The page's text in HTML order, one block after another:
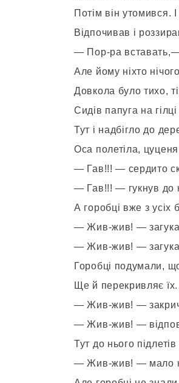
Потім він утомився.
Відпочивав і
— Пор-ра
Але йому ніхто
Довкола було тихо,
Сидів папуга на
Тут і надбігло до
Оса полетіла,
— Гав!!! — сердито
— Гав!!! — гукнув до
А горобці вже з усіх
— Жив-жив! —
— Жив-жив! —
Горобці подумали,
Ще й перекривляє їх.
— Жив-жив! —
— Жив-жив! —
Тут до нього
— Жив-жив! — мало